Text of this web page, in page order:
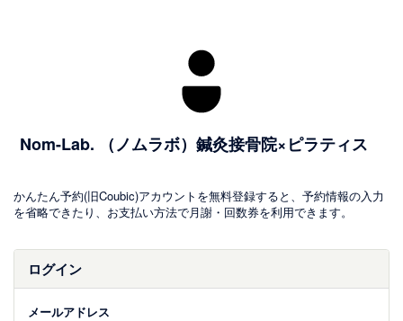
Nom-Lab. （ノムラボ）鍼灸接骨院×ピラティス
かんたん予約(旧Coubic)アカウントを無料登録すると、予約情報の入力
を省略できたり、お支払い方法で月謝・回数券を利用できます。
ログイン
メールアドレス